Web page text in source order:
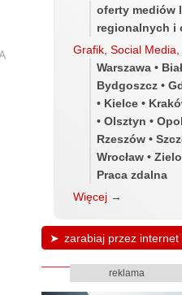
oferty mediów
regionalnych i
Grafik, Social
Warszawa •
Bydgoszcz •
• Kielce •
• Olsztyn •
Rzeszów •
Wrocław •
Praca zdalna
Więcej →
zarabiaj przez internet
reklama